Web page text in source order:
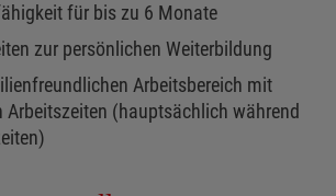
für bis zu 6 Monate
zur persönlichen Weiterbildung
Arbeitsbereich mit
Arbeitszeiten (hauptsächlich während